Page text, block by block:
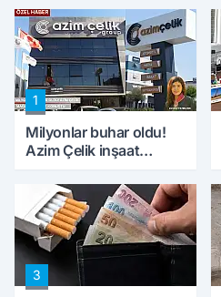
1
Milyonlar buhar oldu!
Azim Çelik inşaat
konuştu
3